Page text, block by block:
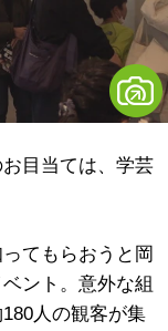
目当ては、学芸
てもらおうと岡
ント。意外な組
人の観客が集